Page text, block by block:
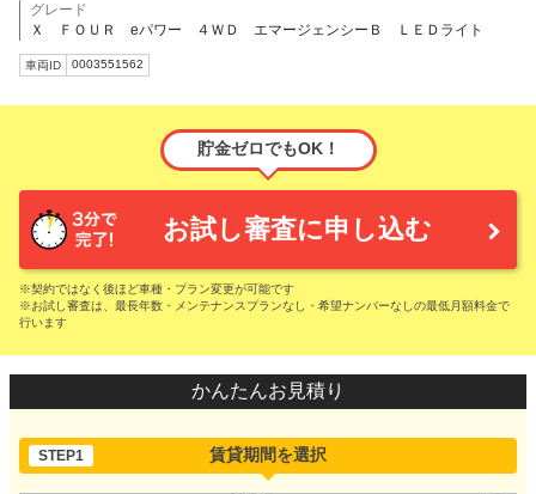
グレード
Ｘ ＦＯＵＲ eパワー ４ＷＤ エマージェンシーＢ ＬＥＤライト
車両ID 0003551562
貯金ゼロでもOK！
お試し審査に申し込む
※契約ではなく後ほど車種・プラン変更が可能です
※お試し審査は、最長年数・メンテナンスプランなし・希望ナンバーなしの最低月額料金で
行います
かんたんお見積り
STEP1 賃貸期間を選択